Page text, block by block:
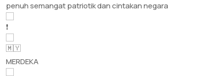
penuh semangat patriotik dan cintakan negara
MERDEKA